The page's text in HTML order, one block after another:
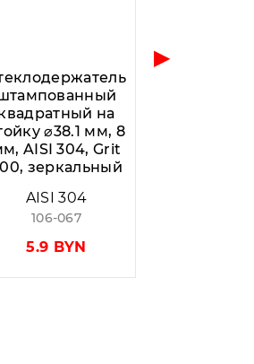
на
⌀38.1 мм, 8
AISI 304, Grit
зеркальный
AISI 304
106-067
5.9 BYN
▶